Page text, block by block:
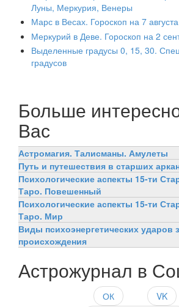
Луны, Меркурия, Венеры
Марс в Весах. Гороскоп на 7
Меркурий в Деве. Гороскоп на 2
Выделенные градусы 0, 15, 30.
градусов
Больше
Вас
Астромагия. Талисманы. Амулеты
Путь и путешествия в старших
Психологические аспекты 15-ти
Таро. Повешенный
Психологические аспекты 15-ти
Таро. Мир
Виды психоэнергетических ударов
происхождения
Астрожурнал в
ОК
VK